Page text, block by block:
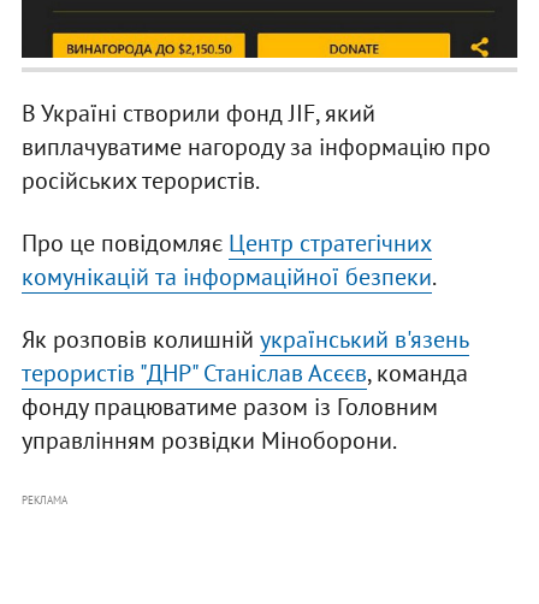
В Україні створили фонд JIF, який
виплачуватиме нагороду за інформацію про
російських терористів.
Про це повідомляє Центр стратегічних
комунікацій та інформаційної безпеки.
Як розповів колишній український в'язень
терористів "ДНР" Станіслав Асєєв, команда
фонду працюватиме разом із Головним
управлінням розвідки Міноборони.
РЕКЛАМА